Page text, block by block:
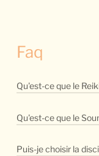
Faq
Qu'est-ce que le
Le Reiki Ho est
technique
Qu'est-ce que le
Réalisé par
Puis-je choisir la